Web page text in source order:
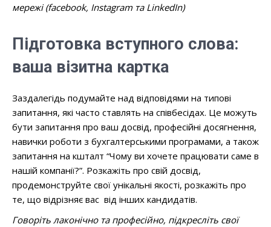
мережі (facebook, Instagram та LinkedIn)
Підготовка вступного слова:
ваша візитна картка
Заздалегідь подумайте над відповідями на типові
запитання, які часто ставлять на співбесідах. Це можуть
бути запитання про ваш досвід, професійні досягнення,
навички роботи з бухгалтерськими програмами, а також
запитання на кшталт “Чому ви хочете працювати саме в
нашій компанії?”. Розкажіть про свій досвід,
продемонструйте свої унікальні якості, розкажіть про
те, що відрізняє вас від інших кандидатів.
Говоріть лаконічно та професійно, підкресліть свої